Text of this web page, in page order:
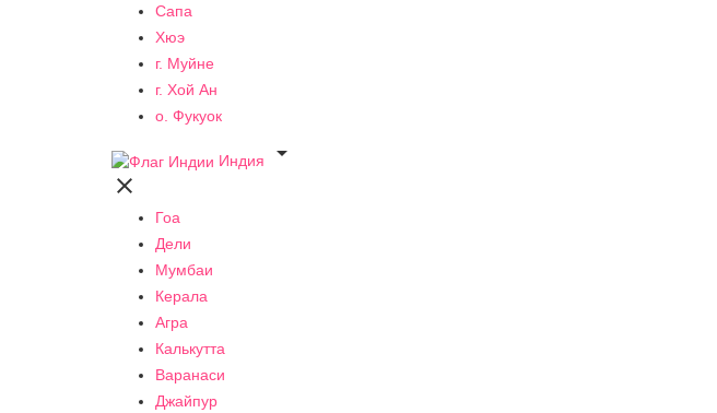
Сапа
Хюэ
г. Муйне
г. Хой Ан
о. Фукуок
Индия


Гоа
Дели
Мумбаи
Керала
Агра
Калькутта
Варанаси
Джайпур